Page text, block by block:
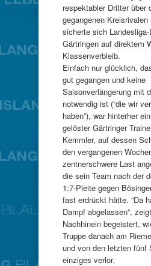
respektabler Dritter über
gegangenen
sicherte sich
Gärtringen auf direktem
Klassenverbleib.
Einfach nur glücklich,
gut gegangen und keine
Saisonverlängerung mit
notwendig ist (“die wir
haben”), war hinterher
gelöster Gärtringer
Kemmler, auf dessen
den vergangenen
zentnerschwere Last
die sein Team nach der
1:7-Pleite gegen
fast erdrückt hätte. “Da
Dampf abgelassen”,
Nachhinein begeistert,
Truppe danach am
und von den letzten fünf
einziges verlor.